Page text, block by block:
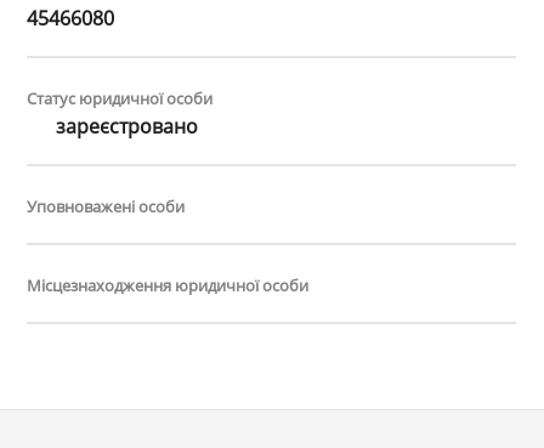
45466080
Статус юридичної особи
зареєстровано
Уповноважені особи
Місцезнаходження юридичної особи